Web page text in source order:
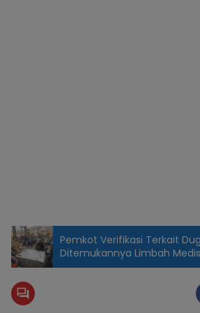
Pemkot Verifikasi Terkait
Ditemukannya Limbah Medis
Sumurbatu